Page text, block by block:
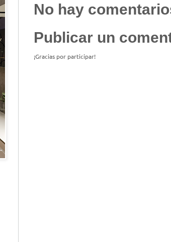
No hay
Publicar un
¡Gracias por participar!